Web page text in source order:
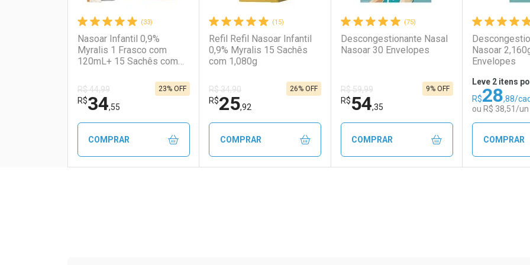
(33)
Nasoar Infantil 0,9%
Myralis 1 Frasco com
120mL+ 15 Sachês com
R$ 44,99
R$34,55
23% OFF
COMPRAR
(15)
Refil Refil Nasoar Infantil
0,9% Myralis 15 Sachês
com 1,080g
R$ 34,90
R$25,92
26% OFF
COMPRAR
(75)
Descongestionante Nasal
Nasoar 30 Envelopes
R$ 59,99
R$54,35
9% OFF
COMPRAR
Nasoar
Envelopes
Leve 2 itens
R$28,88/
ou R$ 38,51/un
COMPRAR